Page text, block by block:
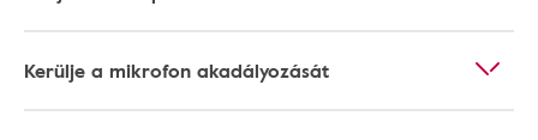
Kerülje a mikrofon akadályozását